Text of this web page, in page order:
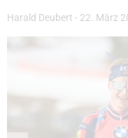
Harald Deubert - 22. März